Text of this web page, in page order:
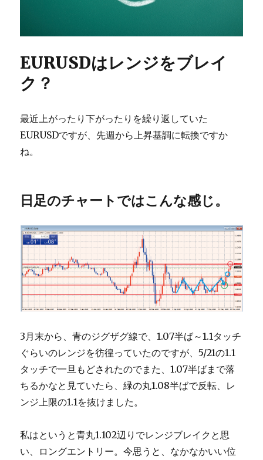
EURUSDはレンジをブレイ
ク？
最近上がったり下がったりを繰り返していた
EURUSDですが、先週から上昇基調に転換ですか
ね。
日足のチャートではこんな感じ。
3月末から、青のジグザグ線で、1.07半ば～1.1タッチ
ぐらいのレンジを彷徨っていたのですが、5/21の1.1
タッチで一旦もどされたのでまた、1.07半ばまで落
ちるかなと見ていたら、緑の丸1.08半ばで反転、レ
ンジ上限の1.1を抜けました。
私はというと青丸1.102辺りでレンジブレイクと思
い、ロングエントリー。今思うと、なかなかいい位